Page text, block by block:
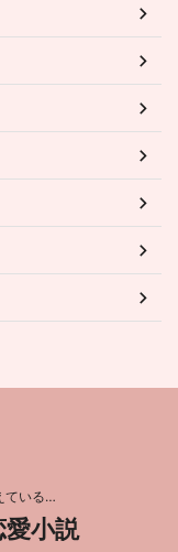
ている…
小説